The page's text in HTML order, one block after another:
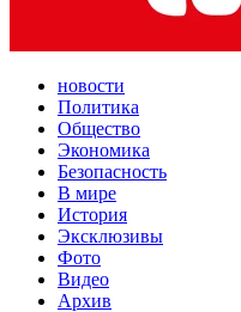
новости
Политика
Общество
Экономика
Безопасность
В мире
История
Эксклюзивы
Фото
Видео
Архив